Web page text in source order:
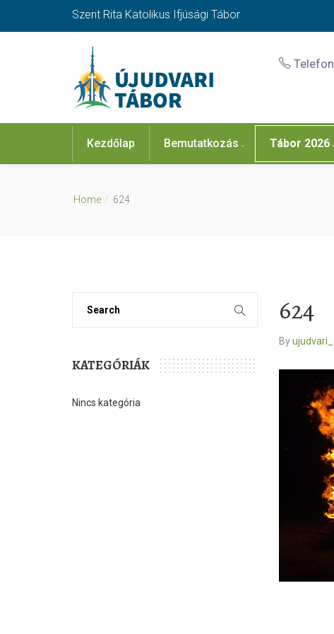
Szent Rita Katolikus Ifjúsági Tábor
Kezdőlap Bemutatkozás Tábor 2026
Home 624
KATEGÓRIÁK
Nincs kategória
624
By